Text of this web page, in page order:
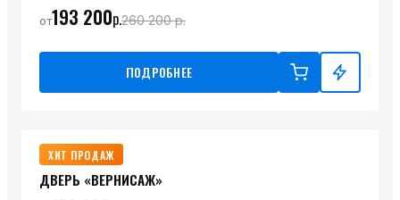
от193 200р.260 200р.
ПОДРОБНЕЕ
ХИТ ПРОДАЖ
ДВЕРЬ «ВЕРНИСАЖ»